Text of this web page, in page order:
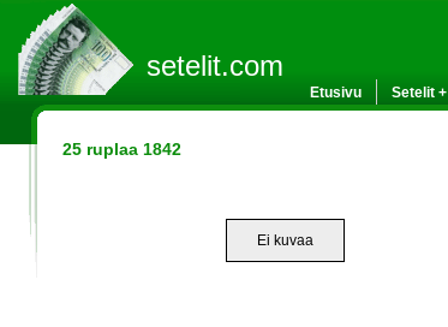
setelit.com
Etusivu Setelit +
25 ruplaa 1842
Ei kuvaa